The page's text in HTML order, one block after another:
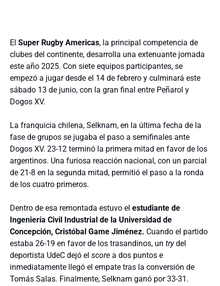
El Super Rugby Americas, la principal competencia de
clubes del continente, desarrolla una extenuante jornada
este año 2025. Con siete equipos participantes, se
empezó a jugar desde el 14 de febrero y culminará este
sábado 13 de junio, con la gran final entre Peñarol y
Dogos XV.
La franquicia chilena, Selknam, en la última fecha de la
fase de grupos se jugaba el paso a semifinales ante
Dogos XV. 23-12 terminó la primera mitad en favor de los
argentinos. Una furiosa reacción nacional, con un parcial
de 21-8 en la segunda mitad, permitió el paso a la ronda
de los cuatro primeros.
Dentro de esa remontada estuvo el estudiante de
Ingeniería Civil Industrial de la Universidad de
Concepción, Cristóbal Game Jiménez. Cuando el partido
estaba 26-19 en favor de los trasandinos, un trydel
deportista UdeC dejó el score a dos puntos e
inmediatamente llegó el empate tras la conversión de
Tomás Salas. Finalmente, Selknam ganó por 33-31.